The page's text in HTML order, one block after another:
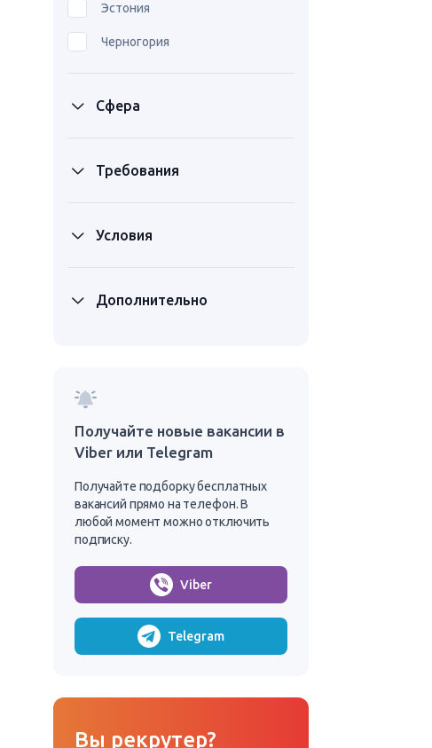
Эстония
Черногория
Сфера
Требования
Условия
Дополнительно
Получайте новые вакансии в
Viber или Telegram
Получайте подборку бесплатных
вакансий прямо на телефон. В
любой момент можно отключить
подписку.
Viber
Telegram
Вы рекрутер?